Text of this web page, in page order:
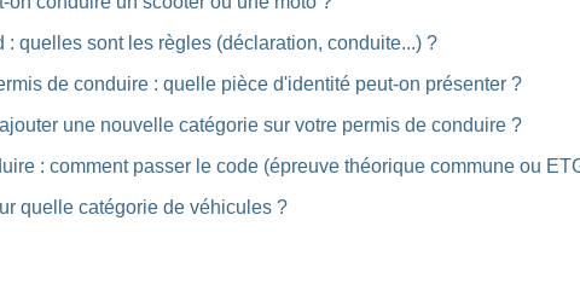
: quelles sont les règles (déclaration, conduite...) ?
de conduire : quelle pièce d'identité peut-on présenter ?
une nouvelle catégorie sur votre permis de conduire ?
: comment passer le code (épreuve théorique commune ou
quelle catégorie de véhicules ?